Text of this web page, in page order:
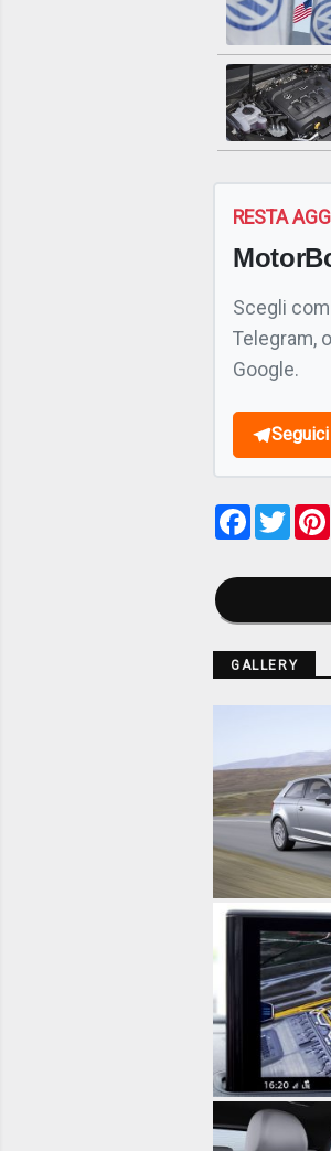
RESTA
Scegli
Telegram,
Google.
GALLERY